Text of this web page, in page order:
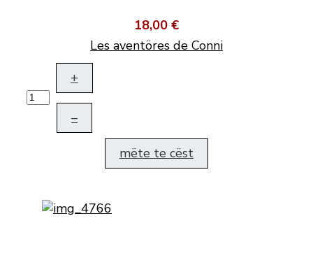
18,00 €
Les aventöres de Conni
+
–
mëte te cëst